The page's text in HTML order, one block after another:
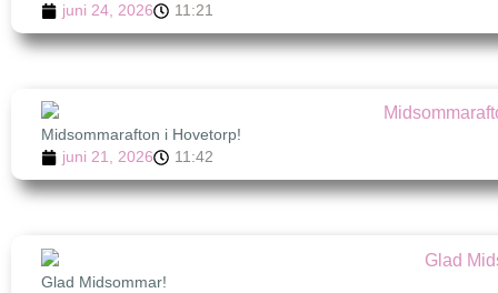
juni 24, 2026
11:21
Midsommarafton i Hovetorp!
juni 21, 2026
11:42
Glad Midsommar!